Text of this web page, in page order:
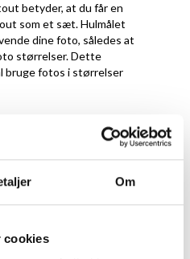
Om
cookies
betyder, at du får en
som et sæt. Hulmålet
dine foto, således at
størrelser. Dette
bruge fotos i størrelser
18x35, 18x46 og
billeder. Rammerne
og eg. Billedstørrelser og
kan se billederne under